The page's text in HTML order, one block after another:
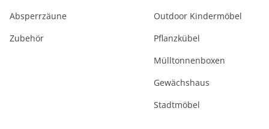
Absperrzäune
Zubehör
Outdoor Kindermöbel
Pflanzkübel
Mülltonnenboxen
Gewächshaus
Stadtmöbel